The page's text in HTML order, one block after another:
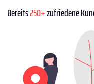
Bereits250+zufriedene